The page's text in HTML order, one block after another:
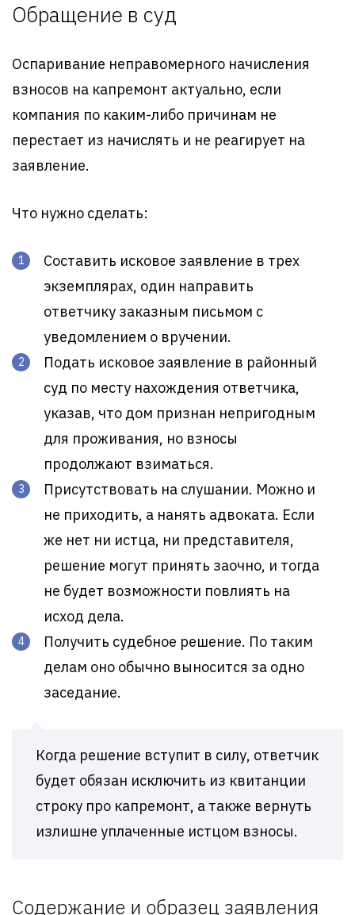
Обращение в суд
Оспаривание неправомерного начисления
взносов на капремонт актуально, если
компания по каким-либо причинам не
перестает из начислять и не реагирует на
заявление.
Что нужно сделать:
Составить исковое заявление в трех
экземплярах, один направить
ответчику заказным письмом с
уведомлением о вручении.
Подать исковое заявление в районный
суд по месту нахождения ответчика,
указав, что дом признан непригодным
для проживания, но взносы
продолжают взиматься.
Присутствовать на слушании. Можно и
не приходить, а нанять адвоката. Если
же нет ни истца, ни представителя,
решение могут принять заочно, и тогда
не будет возможности повлиять на
исход дела.
Получить судебное решение. По таким
делам оно обычно выносится за одно
заседание.
Когда решение вступит в силу, ответчик
будет обязан исключить из квитанции
строку про капремонт, а также вернуть
излишне уплаченные истцом взносы.
Содержание и образец заявления